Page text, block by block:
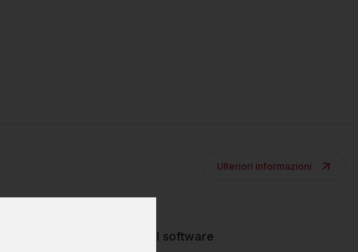
Ulteriori informazioni
Pattern di progettazione del software